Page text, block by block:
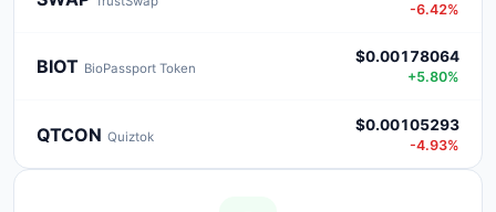
-6.42%
BIOT BioPassport Token
$0.00178064
+5.80%
QTCON Quiztok
$0.00105293
-4.93%